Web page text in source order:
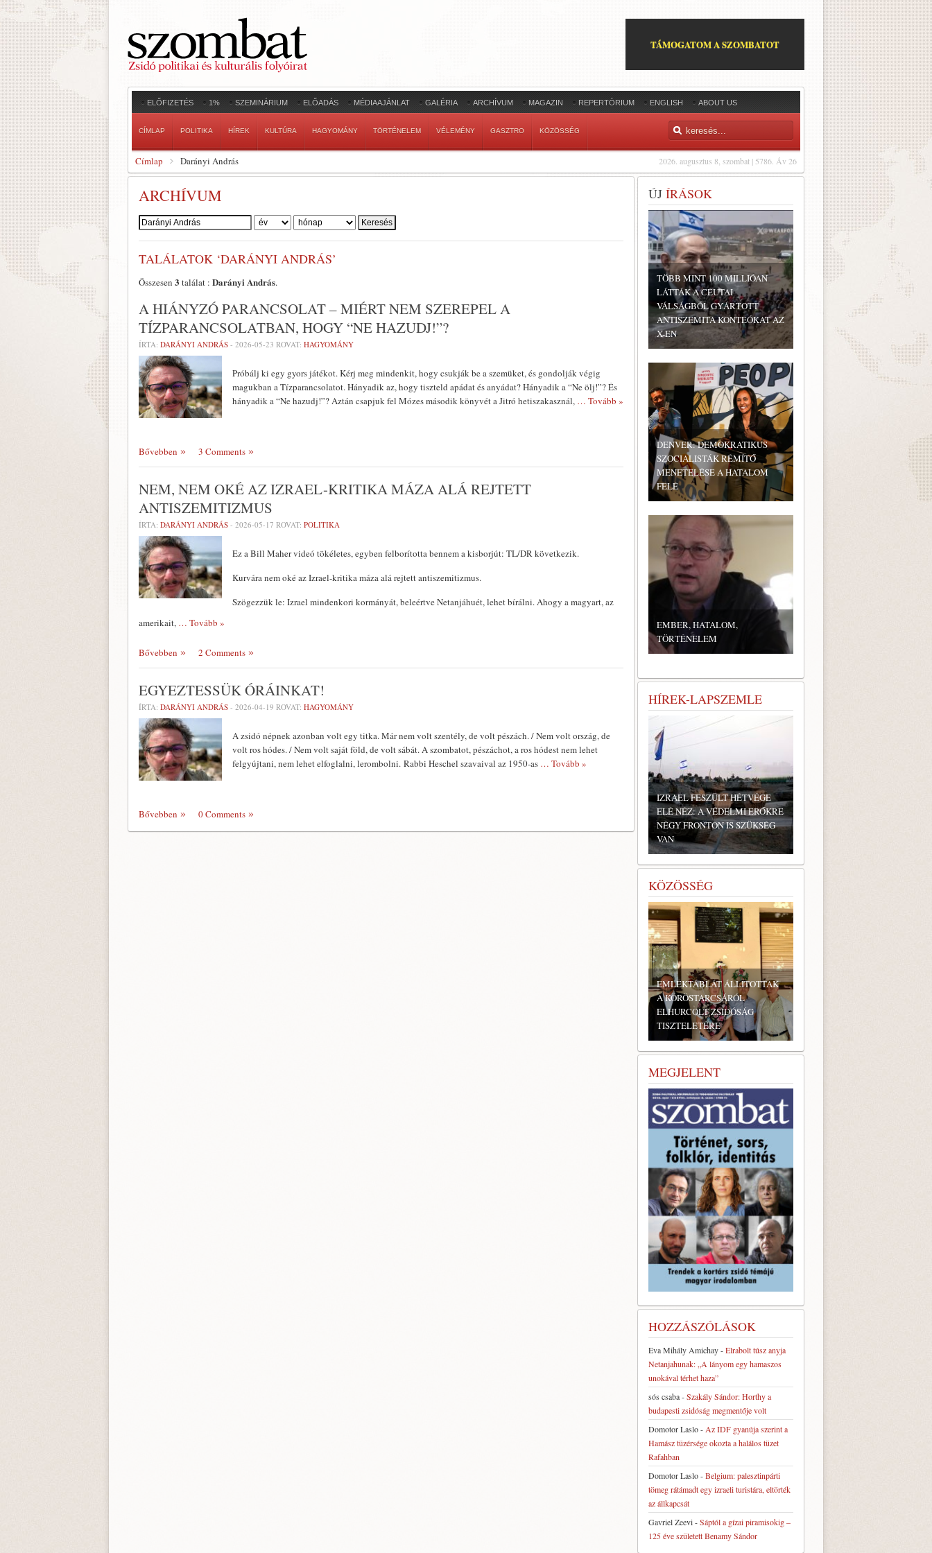
TÁMOGATOM A SZOMBATOT
ELŐFIZETÉS 1% SZEMINÁRIUM ELŐADÁS MÉDIAAJÁNLAT GALÉRIA ARCHÍVUM MAGAZIN REPERTÓRIUM ENGLISH ABOUT US
CÍMLAP POLITIKA HÍREK KULTÚRA HAGYOMÁNY TÖRTÉNELEM VÉLEMÉNY GASZTRO KÖZÖSSÉG
2026. augusztus 8, szombat | 5786. Áv 26
Címlap Darányi András
ARCHÍVUM
Szerző:
TALÁLATOK ‘DARÁNYI ANDRÁS’
Összesen 3 találat : Darányi András.
A HIÁNYZÓ PARANCSOLAT – MIÉRT NEM SZEREPEL A
TÍZPARANCSOLATBAN, HOGY “NE HAZUDJ!”?
ÍRTA: DARÁNYI ANDRÁS - 2026-05-23 ROVAT: HAGYOMÁNY
Próbálj ki egy gyors játékot. Kérj meg mindenkit, hogy csukják be a szemüket, és gondolják végig
magukban a Tízparancsolatot. Hányadik az, hogy tiszteld apádat és anyádat? Hányadik a “Ne ölj!”? És
hányadik a “Ne hazudj!”? Aztán csapjuk fel Mózes második könyvét a Jitró hetiszakasznál, … Tovább »
Bővebben 3 Comments
NEM, NEM OKÉ AZ IZRAEL-KRITIKA MÁZA ALÁ REJTETT
ANTISZEMITIZMUS
ÍRTA: DARÁNYI ANDRÁS - 2026-05-17 ROVAT: POLITIKA
Ez a Bill Maher videó tökéletes, egyben felborította bennem a kisborjút: TL/DR következik.
Kurvára nem oké az Izrael-kritika máza alá rejtett antiszemitizmus.
Szögezzük le: Izrael mindenkori kormányát, beleértve Netanjáhuét, lehet bírálni. Ahogy a magyart, az
amerikait, … Tovább »
Bővebben 2 Comments
EGYEZTESSÜK ÓRÁINKAT!
ÍRTA: DARÁNYI ANDRÁS - 2026-04-19 ROVAT: HAGYOMÁNY
A zsidó népnek azonban volt egy titka. Már nem volt szentély, de volt pészách. / Nem volt ország, de
volt ros hódes. / Nem volt saját föld, de volt sábát. A szombatot, pészáchot, a ros hódest nem lehet
felgyújtani, nem lehet elfoglalni, lerombolni. Rabbi Heschel szavaival az 1950-as … Tovább »
Bővebben 0 Comments
ÚJ ÍRÁSOK
TÖBB MINT 100 MILLIÓAN
LÁTTÁK A CEUTAI
VÁLSÁGBÓL GYÁRTOTT
ANTISZEMITA KONTEÓKAT AZ
X-EN
DENVER: DEMOKRATIKUS
SZOCIALISTÁK RÉMÍTŐ
MENETELÉSE A HATALOM
FELÉ
EMBER, HATALOM,
TÖRTÉNELEM
HÍREK-LAPSZEMLE
IZRAEL FESZÜLT HÉTVÉGE
ELÉ NÉZ: A VÉDELMI ERŐKRE
NÉGY FRONTON IS SZÜKSÉG
VAN
KÖZÖSSÉG
EMLÉKTÁBLÁT ÁLLÍTOTTAK
A KÖRÖSTARCSÁRÓL
ELHURCOLT ZSIDÓSÁG
TISZTELETÉRE
MEGJELENT
HOZZÁSZÓLÁSOK
Eva Mihály Amichay-Elrabolt túsz anyja
Netanjahunak: „A lányom egy hamaszos
unokával térhet haza”
sós csaba-Szakály Sándor: Horthy a
budapesti zsidóság megmentője volt
Domotor Laslo- Az IDF gyanúja szerint a
Hamász tüzérsége okozta a halálos tüzet
Rafahban
Domotor Laslo-Belgium: palesztinpárti
tömeg rátámadt egy izraeli turistára, eltörték
az állkapcsát
Gavriel Zeevi-Sáptól a gízai piramisokig –
125 éve született Benamy Sándor